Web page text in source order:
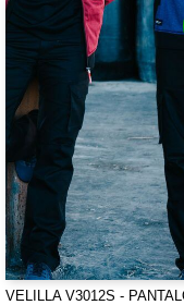
VELILLA V3012S -